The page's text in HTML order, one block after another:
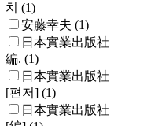
치 (1)
安藤幸夫 (1)
日本實業出版社
編. (1)
日本實業出版社
[편저] (1)
日本實業出版社